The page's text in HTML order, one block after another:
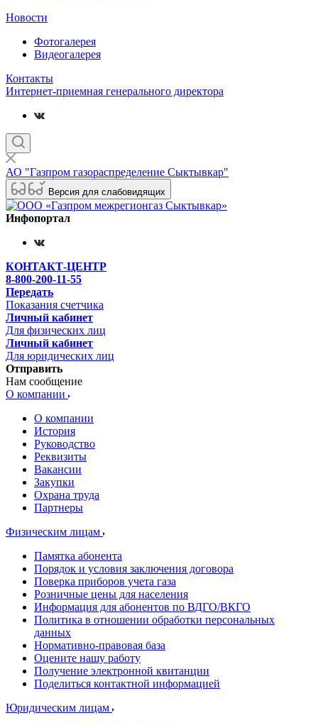
Новости
Фотогалерея
Видеогалерея
Контакты
Интернет-приемная генерального директора
АО "Газпром газораспределение Сыктывкар"
Версия для слабовидящих
Инфопортал
КОНТАКТ-ЦЕНТР
8-800-200-11-55
Передать
Показания счетчика
Личный кабинет
Для физических лиц
Личный кабинет
Для юридических лиц
Отправить
Нам сообщение
О компании
О компании
История
Руководство
Реквизиты
Вакансии
Закупки
Охрана труда
Партнеры
Физическим лицам
Памятка абонента
Порядок и условия заключения договора
Поверка приборов учета газа
Розничные цены для населения
Информация для абонентов по ВДГО/ВКГО
Политика в отношении обработки персональных
данных
Нормативно-правовая база
Оцените нашу работу
Получение электронной квитанции
Поделиться контактной информацией
Юридическим лицам